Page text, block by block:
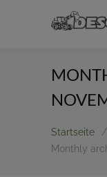
Startseite
/
Monthly